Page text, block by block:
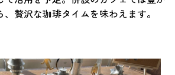
贅沢な珈琲タイムを味わえます。